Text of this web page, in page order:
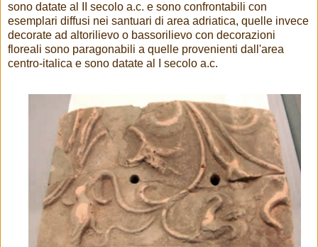
sono datate al II secolo a.c. e sono confrontabili con
esemplari diffusi nei santuari di area adriatica, quelle invece
decorate ad altorilievo o bassorilievo con decorazioni
floreali sono paragonabili a quelle provenienti dall'area
centro-italica e sono datate al I secolo a.c.